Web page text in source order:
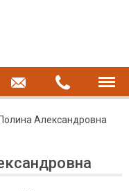
Александровна